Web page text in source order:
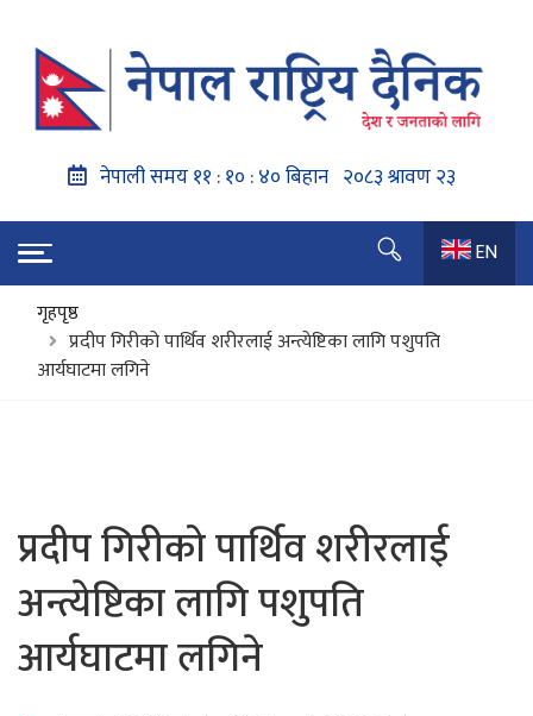
EN
गृहपृष्ठ
प्रदीप गिरीको पार्थिव शरीरलाई अन्त्येष्टिका लागि पशुपति
आर्यघाटमा लगिने
प्रदीप गिरीको पार्थिव शरीरलाई
अन्त्येष्टिका लागि पशुपति
आर्यघाटमा लगिने